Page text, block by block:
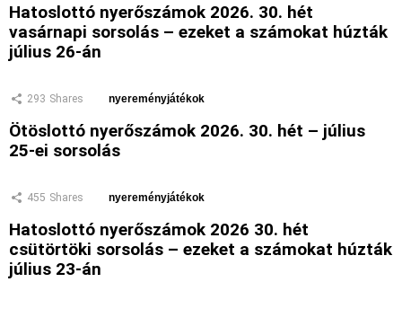
Hatoslottó nyerőszámok 2026. 30. hét
vasárnapi sorsolás – ezeket a számokat húzták
július 26-án
293 Shares nyereményjátékok
Ötöslottó nyerőszámok 2026. 30. hét – július
25-ei sorsolás
455 Shares nyereményjátékok
Hatoslottó nyerőszámok 2026 30. hét
csütörtöki sorsolás – ezeket a számokat húzták
július 23-án